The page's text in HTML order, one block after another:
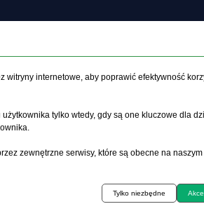
Etyka Instrukcja dla autorów
dopaminergicznym
internetowe, aby poprawić efektywność
tylko wtedy, gdy są one kluczowe dla
zewnętrzne serwisy, które są obecne na
Tylko niezbędne